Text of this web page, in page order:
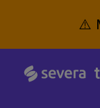
⚠️